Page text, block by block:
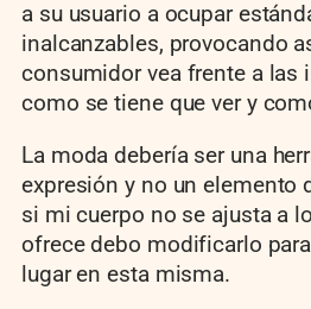
a su usuario a ocupar
inalcanzables, provocando
consumidor vea frente a las
como se tiene que ver y
La moda debería ser una
expresión y no un elemento
si mi cuerpo no se ajusta a
ofrece debo modificarlo
lugar en esta misma.